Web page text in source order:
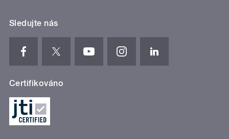
Sledujte nás
Certifikováno